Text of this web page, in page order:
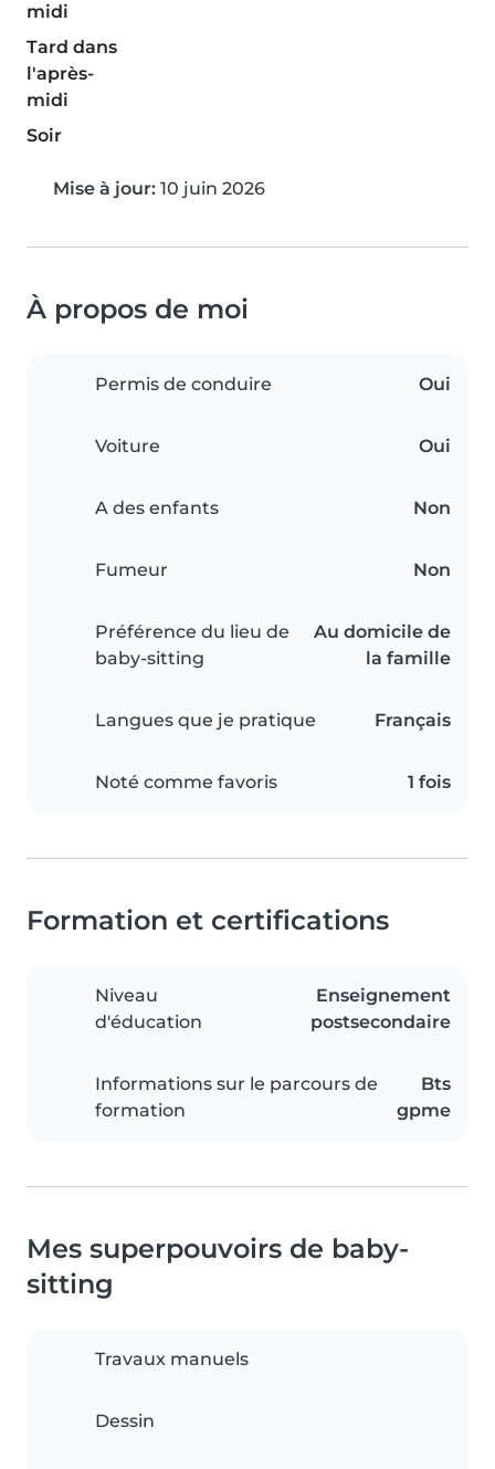
midi
Tard dans
l'après-
midi
Soir
Mise à jour: 10 juin 2026
À propos de moi
Permis de conduire Oui
Voiture Oui
A des enfants Non
Fumeur Non
Préférence du lieu de
baby-sitting
Au domicile de
la famille
Langues que je pratique Français
Noté comme favoris 1 fois
Formation et certifications
Niveau
d'éducation
Enseignement
postsecondaire
Informations sur le parcours de
formation
Bts
gpme
Mes superpouvoirs de baby-
sitting
Travaux manuels
Dessin